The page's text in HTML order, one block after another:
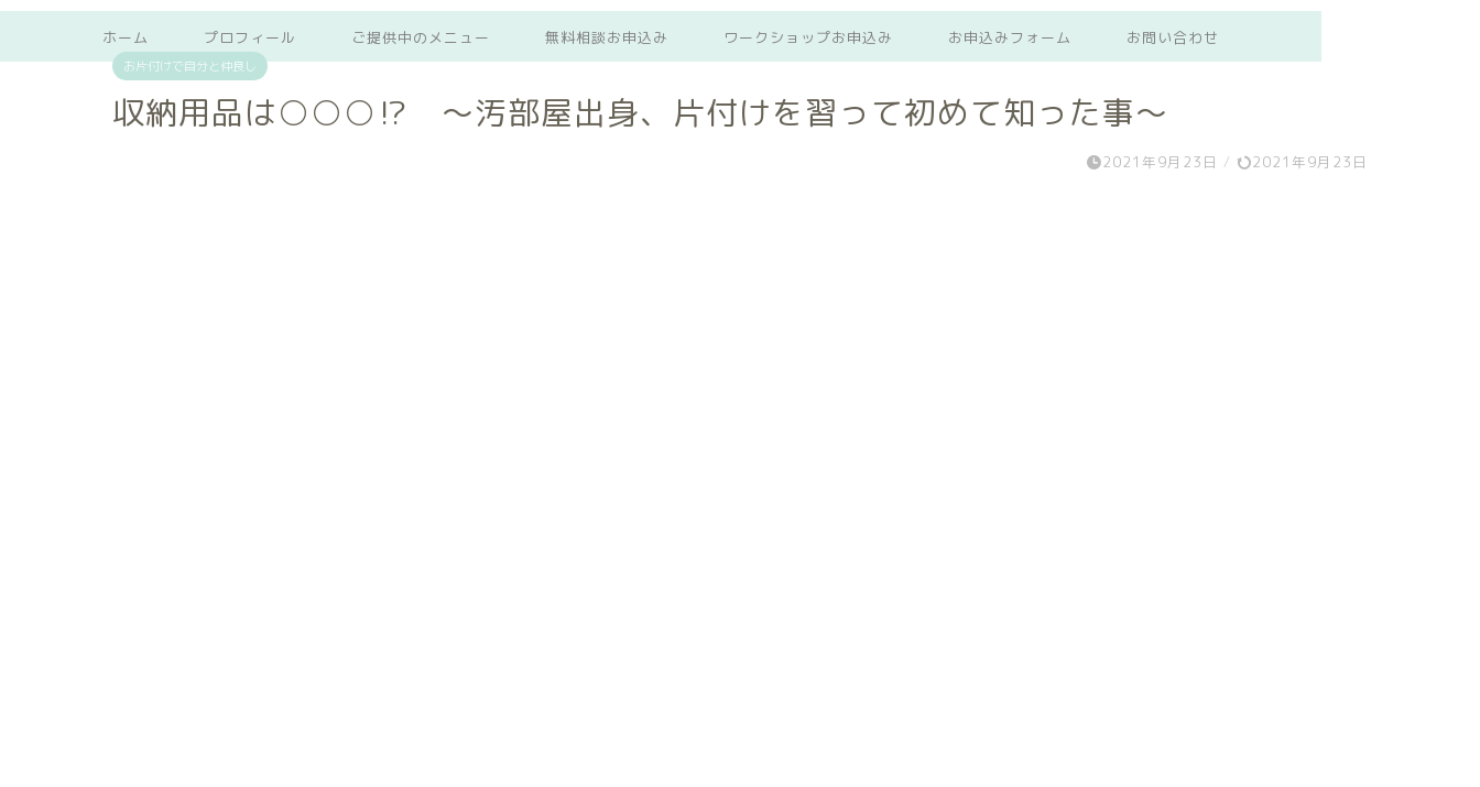
ホーム プロフィール ご提供中のメニュー 無料相談お申込み ワークショップお申込み お申込みフォーム
お問い合わせ
お片付けで自分と仲良し
収納用品は○○○⁉ ～汚部屋出身、片付けを習って初めて知った事～
2021年9月23日 / 2021年9月23日